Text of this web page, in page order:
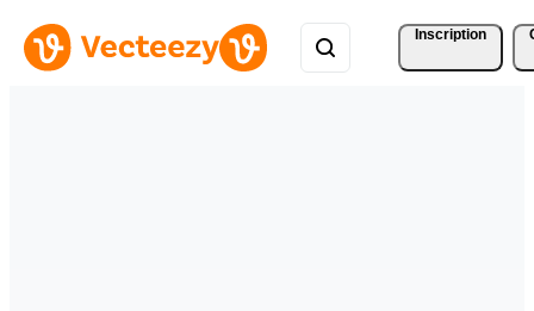
Inscription